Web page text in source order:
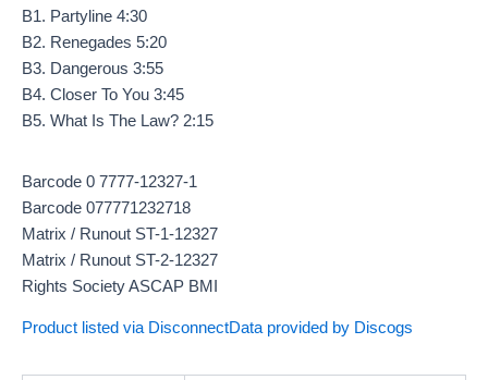
B1. Partyline 4:30
B2. Renegades 5:20
B3. Dangerous 3:55
B4. Closer To You 3:45
B5. What Is The Law? 2:15
Barcode 0 7777-12327-1
Barcode 077771232718
Matrix / Runout ST-1-12327
Matrix / Runout ST-2-12327
Rights Society ASCAP BMI
Product listed via DisconnectData provided by Discogs